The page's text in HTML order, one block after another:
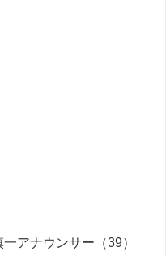
アナウンサー（39）